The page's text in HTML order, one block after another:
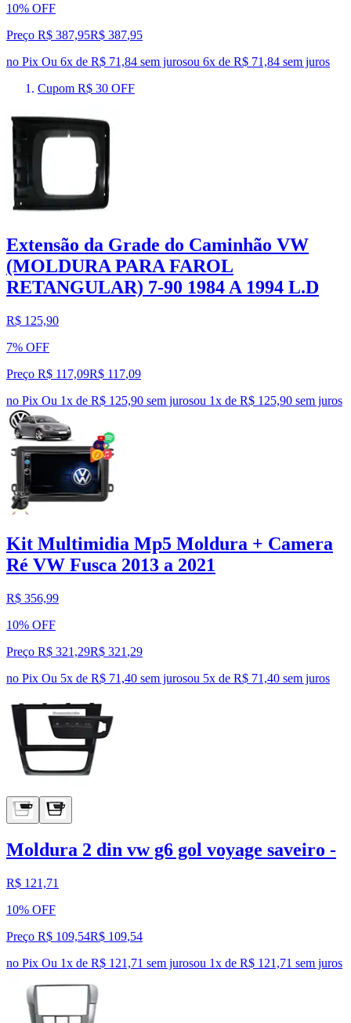
10% OFF
Preço R$ 387,95R$ 387,95
no Pix Ou 6x de R$ 71,84 sem jurosou 6x de R$ 71,84 sem juros
Cupom R$ 30 OFF
Extensão da Grade do Caminhão VW
(MOLDURA PARA FAROL
RETANGULAR) 7-90 1984 A 1994 L.D
R$ 125,90
7% OFF
Preço R$ 117,09R$ 117,09
no Pix Ou 1x de R$ 125,90 sem jurosou 1x de R$ 125,90 sem juros
Kit Multimidia Mp5 Moldura + Camera
Ré VW Fusca 2013 a 2021
R$ 356,99
10% OFF
Preço R$ 321,29R$ 321 ,29
no Pix Ou 5x de R$ 71,40 sem jurosou 5x de R$ 71,40 sem juros
Moldura 2 din vw g6 gol voyage saveiro -
R$ 121,71
10% OFF
Preço R$ 109,54R$ 109,54
no Pix Ou 1x de R$ 121,71 sem jurosou 1x de R$ 121,71 sem juros